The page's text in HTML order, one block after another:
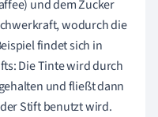
und dem Zucker
wodurch die
findet sich in
Die Tinte wird durch
und fließt dann
Stift benutzt wird.